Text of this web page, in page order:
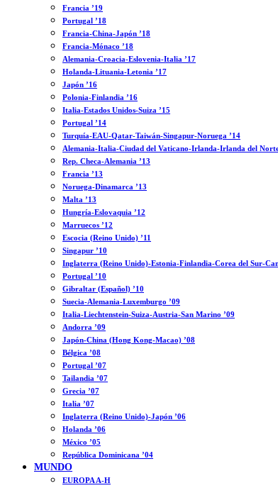
Francia ’19
Portugal ’18
Francia-China-Japón ’18
Francia-Mónaco ’18
Alemania-Croacia-Eslovenia-Italia ’17
Holanda-Lituania-Letonia ’17
Japón ’16
Polonia-Finlandia ’16
Italia-Estados Unidos-Suiza ’15
Portugal ’14
Turquía-EAU-Qatar-Taiwán-Singapur-Noruega ’14
Alemania-Italia-Ciudad del Vaticano-Irlanda-Irlanda del
Rep. Checa-Alemania ’13
Francia ’13
Noruega-Dinamarca ’13
Malta ’13
Hungría-Eslovaquia ’12
Marruecos ’12
Escocia (Reino Unido) ’11
Singapur ’10
Inglaterra (Reino Unido)-Estonia-Finlandia-Corea del Sur-
Portugal ’10
Gibraltar (Español) ’10
Suecia-Alemania-Luxemburgo ’09
Italia-Liechtenstein-Suiza-Austria-San Marino ’09
Andorra ’09
Japón-China (Hong Kong-Macao) ’08
Bélgica ’08
Portugal ’07
Tailandia ’07
Grecia ’07
Italia ’07
Inglaterra (Reino Unido)-Japón ’06
Holanda ’06
México ’05
República Dominicana ’04
MUNDO
EUROPA A-H